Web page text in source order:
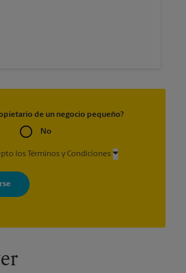
de un negocio pequeño?
No
los Términos y Condiciones
acepta recibir correos electrónicos de The UPS Store
ofertas especiales, promociones y mensajes
sus intereses. Puede darse de baja en cualquier
más información, consulte nuestra política de
contacte al centro The UPS Store en su ciudad.